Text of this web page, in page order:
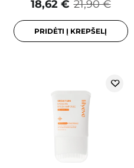
21,90 €
18,62 €
PRIDĖTI Į KREPŠELĮ